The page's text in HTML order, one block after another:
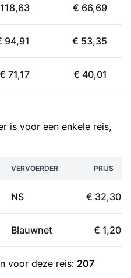
€ 66,69
94,91 € 53,35
€ 71,17 € 40,01
is voor een enkele reis,
VERVOERDER PRIJS
NS € 32,30
Blauwnet € 1,20
voor deze reis: 207